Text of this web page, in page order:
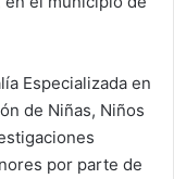
Especializada en
de Niñas, Niños
por parte de